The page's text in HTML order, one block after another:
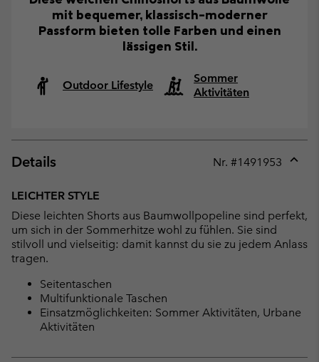
mit bequemer, klassisch-moderner
Passform bieten tolle Farben und einen
lässigen Stil.
Outdoor Lifestyle
Sommer
Aktivitäten
Details Nr. #1491953
LEICHTER STYLE
Diese leichten Shorts aus Baumwollpopeline sind perfekt,
um sich in der Sommerhitze wohl zu fühlen. Sie sind
stilvoll und vielseitig: damit kannst du sie zu jedem Anlass
tragen.
Seitentaschen
Multifunktionale Taschen
Einsatzmöglichkeiten: Sommer Aktivitäten, Urbane
Aktivitäten